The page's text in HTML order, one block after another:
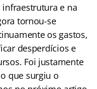
e na
tornou-se
os gastos,
desperdícios e
Foi justamente
que surgiu o